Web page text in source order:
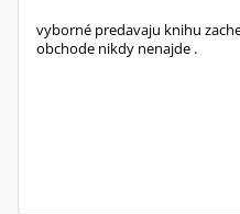
vyborné predavaju knihu
obchode nikdy nenajde .